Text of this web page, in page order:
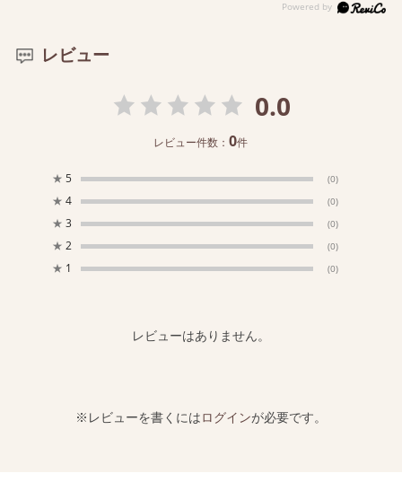
レビュー
0.0
レビュー件数：0件
★ 5 (0)
★ 4 (0)
★ 3 (0)
★ 2 (0)
★ 1 (0)
レビューはありません。
※レビューを書くにはログインが必要です。